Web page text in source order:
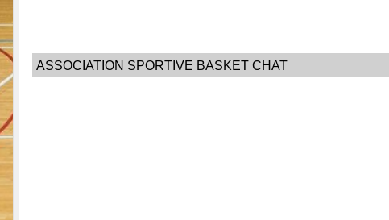
ASSOCIATION SPORTIVE BASKET CHAT